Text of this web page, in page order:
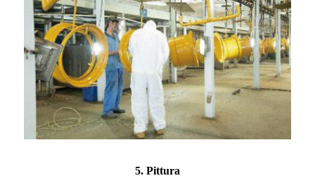
5. Pittura